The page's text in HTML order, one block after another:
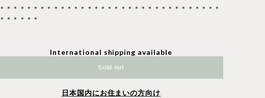
＊＊＊＊＊＊＊＊＊＊＊＊＊＊＊＊＊＊＊＊＊＊＊＊＊＊＊＊＊＊＊＊＊
＊＊＊＊＊＊
International shipping available
Sold out
日本国内にお住まいの方向け